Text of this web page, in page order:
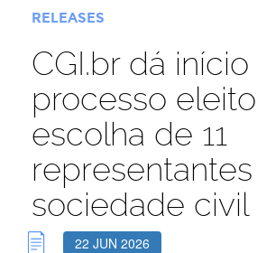
RELEASES
CGI.br dá
processo
escolha de 11
sociedade civil
22 JUN 2026